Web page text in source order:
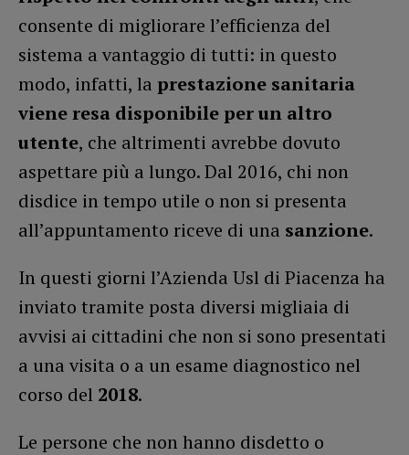
consente di migliorare l’efficienza del
sistema a vantaggio di tutti: in questo
modo, infatti, la prestazione sanitaria
viene resa disponibile per un altro
utente, che altrimenti avrebbe dovuto
aspettare più a lungo. Dal 2016, chi non
disdice in tempo utile o non si presenta
all’appuntamento riceve di una sanzione.
In questi giorni l’Azienda Usl di Piacenza ha
inviato tramite posta diversi migliaia di
avvisi ai cittadini che non si sono presentati
a una visita o a un esame diagnostico nel
corso del 2018.
Le persone che non hanno disdetto o